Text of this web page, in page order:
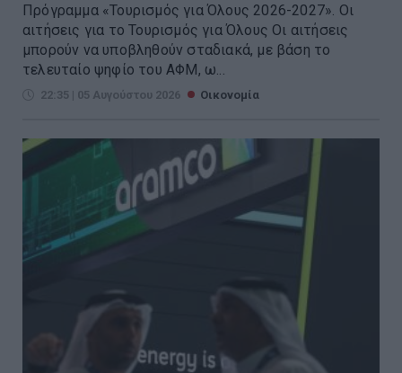
Πρόγραμμα «Τουρισμός για Όλους 2026-2027». Οι
αιτήσεις για το Τουρισμός για Όλους Οι αιτήσεις
μπορούν να υποβληθούν σταδιακά, με βάση το
τελευταίο ψηφίο του ΑΦΜ, ω...
22:35 | 05 Αυγούστου 2026 Οικονομία